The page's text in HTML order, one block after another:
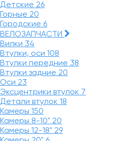
Детские 26
Горные 20
Городские 6
ВЕЛОЗАПЧАСТИ
Вилки 34
Втулки, оси 108
Втулки передние 38
Втулки задние 20
Оси 23
Эксцентрики втулок 7
Детали втулок 18
Камеры 150
Камеры 8-10" 20
Камеры 12-18" 29